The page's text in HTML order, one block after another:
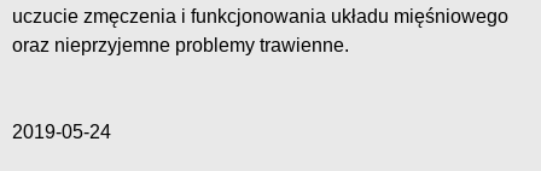
uczucie zmęczenia i funkcjonowania układu mięśniowego
oraz nieprzyjemne problemy trawienne.
2019-05-24